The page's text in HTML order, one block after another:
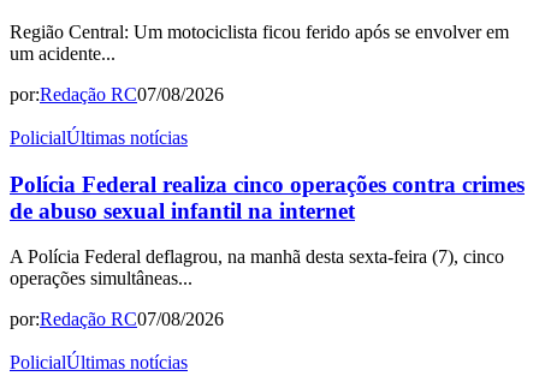
Região Central: Um motociclista ficou ferido após se envolver em
um acidente...
por:Redação RC07/08/2026
PolicialÚltimas notícias
Polícia Federal realiza cinco operações contra crimes
de abuso sexual infantil na internet
A Polícia Federal deflagrou, na manhã desta sexta-feira (7), cinco
operações simultâneas...
por:Redação RC07/08/2026
PolicialÚltimas notícias